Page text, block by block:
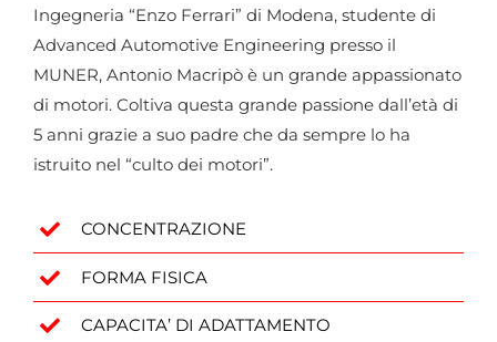
Ingegneria “Enzo Ferrari” di Modena, studente di
Advanced Automotive Engineering presso il
MUNER, Antonio Macripò è un grande appassionato
di motori. Coltiva questa grande passione dall’età di
5 anni grazie a suo padre che da sempre lo ha
istruito nel “culto dei motori”.
CONCENTRAZIONE
FORMA FISICA
CAPACITA’ DI ADATTAMENTO